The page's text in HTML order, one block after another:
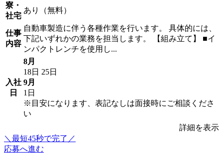
寮・
社宅
あり（無料）
仕事
内容
自動車製造に伴う各種作業を行います。 具体的には、
下記いずれかの業務を担当します。 【組み立て】 ■イ
ンパクトレンチを使用し...
入社
日
8月
18日 25日
9月
1日
※目安になります、表記なしは面接時にご相談くださ
い
詳細を表示
＼最短45秒で完了／
応募へ進む